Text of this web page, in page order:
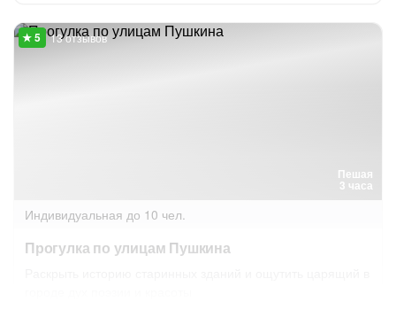
Пешая
3 часа
13 отзывов
Индивидуальная до 10 чел.
Прогулка по улицам Пушкина